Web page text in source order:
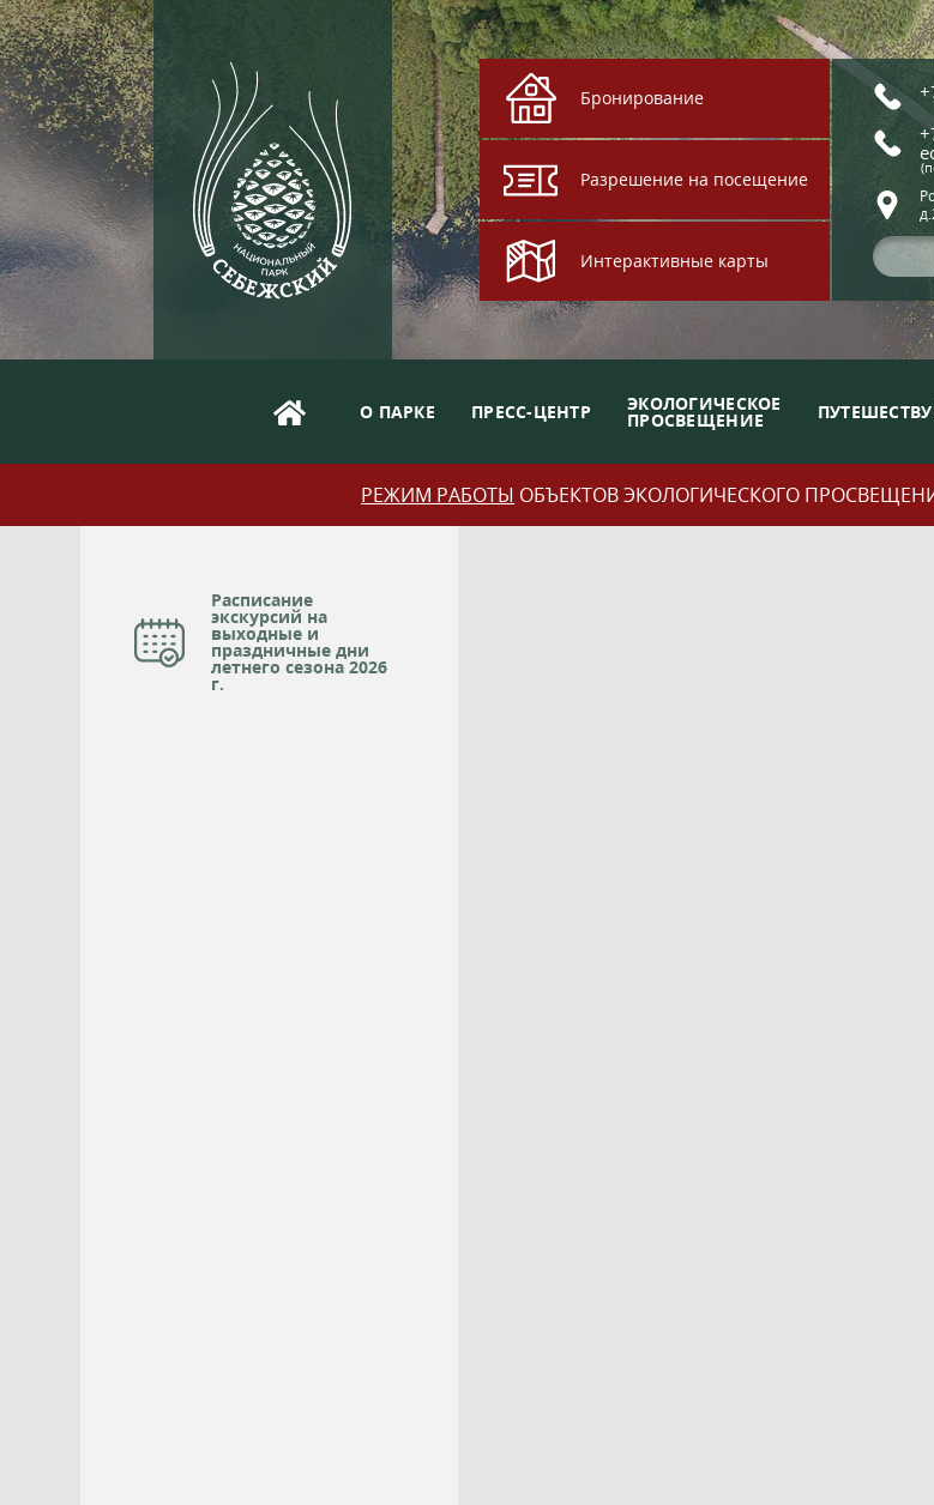
Бронирование
Разрешение на посещение
Интерактивные карты
О ПАРКЕ ПРЕСС-ЦЕНТР ЭКОЛОГИЧЕСКОЕ
ПРОСВЕЩЕНИЕ
РЕЖИМ РАБОТЫ ОБЪЕКТОВ ЭКОЛОГИЧЕСКОГО
Расписание
экскурсий на
выходные и
праздничные дни
летнего сезона 2026
г.